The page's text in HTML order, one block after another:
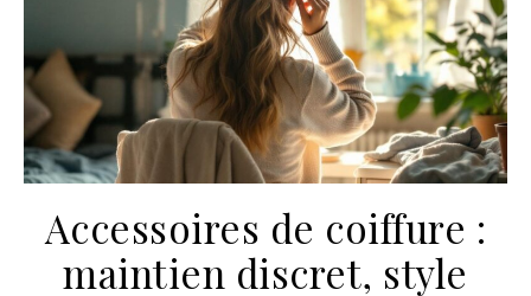
Accessoires de coiffure :
maintien discret, style